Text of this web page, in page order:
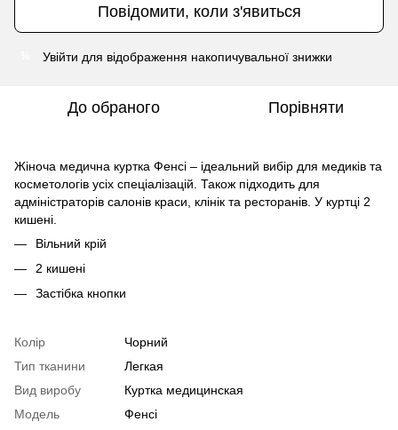
Повідомити, коли з'явиться
Увійти для відображення накопичувальної знижки
До обраного Порівняти
Жіноча медична куртка Фенсі – ідеальний вибір для медиків та
косметологів усіх спеціалізацій. Також підходить для
адміністраторів салонів краси, клінік та ресторанів. У куртці 2
кишені.
Вільний крій
2 кишені
Застібка кнопки
Колір
Чорний
Тип тканини
Легкая
Вид виробу
Куртка медицинская
Модель
Фенсі